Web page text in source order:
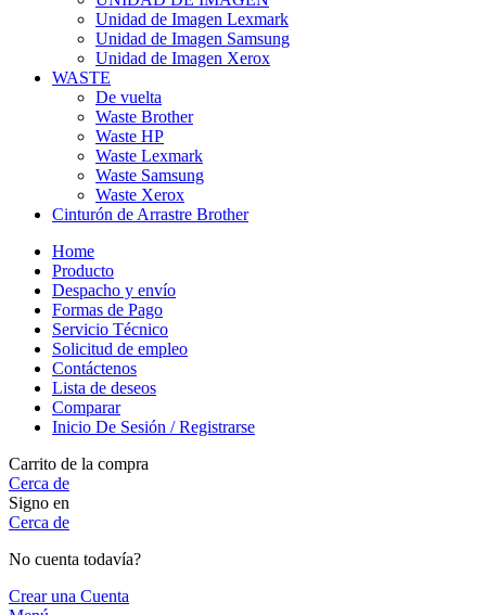
Unidad de Imagen Lexmark
Unidad de Imagen Samsung
Unidad de Imagen Xerox
WASTE
De vuelta
Waste Brother
Waste HP
Waste Lexmark
Waste Samsung
Waste Xerox
Cinturón de Arrastre Brother
Home
Producto
Despacho y envío
Formas de Pago
Servicio Técnico
Solicitud de empleo
Contáctenos
Lista de deseos
Comparar
Inicio De Sesión / Registrarse
Carrito de la compra
Cerca de
Signo en
Cerca de
No cuenta todavía?
Crear una Cuenta